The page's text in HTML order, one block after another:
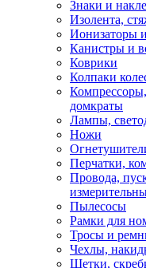
Знаки и
Изолента,
Ионизаторы
Канистры и
Коврики
Колпаки
домкраты
Лампы,
Ножи
Перчатки,
Провода,
Пылесосы
Рамки для
Тросы и
Чехлы,
Щетки,